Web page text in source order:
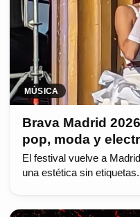
MÚSICA
Brava Madrid
pop, moda y
El festival vuelve a
una estética sin etiquetas.